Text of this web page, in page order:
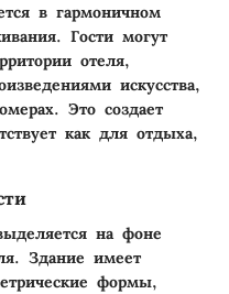
в гармоничном
Гости могут
отеля,
искусства,
Это создает
как для отдыха,
на фоне
Здание имеет
формы,